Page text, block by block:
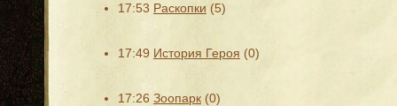
17:53 Раскопки (5)
17:49 История Героя (0)
17:26 Зоопарк (0)